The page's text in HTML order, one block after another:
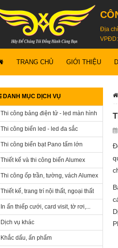
Địa
TRANG CHỦ GIỚI THIỆU
DANH MỤC DỊCH VỤ
Thi công bảng điện tử - led màn hình
Thi công biển led - led đa sắc
Thi công biển bạt Pano tấm lớn
Thiết kế và thi công biển Alumex
Thi công ốp trần, tường, vách Alumex
Thiết kế, trang trí nội thất, ngoại thất
In ấn thiếp cưới, card visit, tờ rơi,...
Dịch vụ khác
Khắc dấu, ấn phẩm